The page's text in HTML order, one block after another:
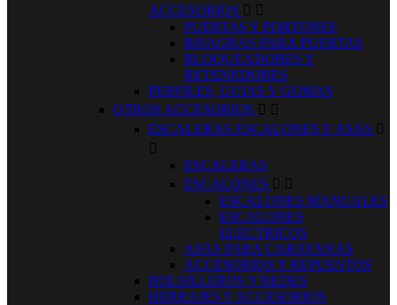
ACCESORIOS  
PUERTAS Y PORTONES
BISAGRAS PARA PUERTAS
BLOQUEADORES Y
RETENEDORES
PERFILES, GUIAS Y GOMAS
OTROS ACCESORIOS  
ESCALERAS ESCALONES Y ASAS 

ESCALERAS
ESCALONES  
ESCALONES MANUALES
ESCALONES
ELECTRICOS
ASAS PARA CARAVANAS
ACCESORIOS Y REPUESTOS
BOLSILLEROS Y REDES
HERRAJES Y ACCESORIOS